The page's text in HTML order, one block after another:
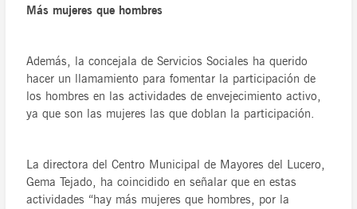
Más mujeres que hombres
Además, la concejala de Servicios Sociales ha querido
hacer un llamamiento para fomentar la participación de
los hombres en las actividades de envejecimiento activo,
ya que son las mujeres las que doblan la participación.
La directora del Centro Municipal de Mayores del Lucero,
Gema Tejado, ha coincidido en señalar que en estas
actividades “hay más mujeres que hombres, por la